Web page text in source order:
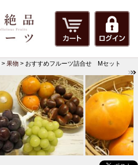
> 果物 > おすすめフルーツ詰合せ Mセット